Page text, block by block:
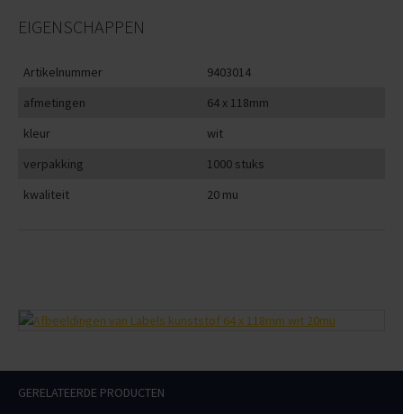
EIGENSCHAPPEN
Artikelnummer
9403014
afmetingen
64 x 118mm
kleur
wit
verpakking
1000 stuks
kwaliteit
20 mu
GERELATEERDE PRODUCTEN